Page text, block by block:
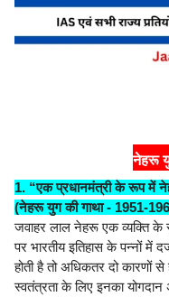
नेहरू
1. “एक प्रधानमंत्री के रूप में
(नेहरू युग की गाथा - 1951-
जवाहर लाल नेहरू एक व्यक्ति
पर भारतीय इतिहास के पन्नों में
होती है तो अधिकतर दो कारणों
स्वतंत्रता के लिए इनका